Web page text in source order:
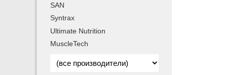
SAN
Syntrax
Ultimate Nutrition
MuscleTech